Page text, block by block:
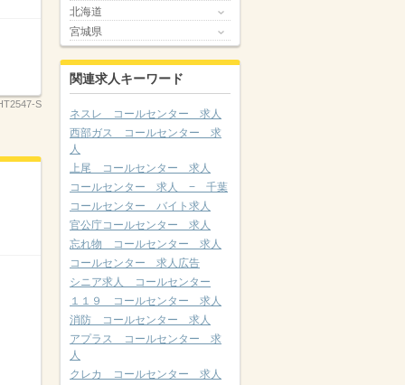
S
北海道
宮城県
関連求人キーワード
ネスレ コールセンター 求人
西部ガス コールセンター 求
人
上尾 コールセンター 求人
コールセンター 求人 − 千葉
コールセンター バイト求人
官公庁コールセンター 求人
忘れ物 コールセンター 求人
コールセンター 求人広告
シニア求人 コールセンター
１１９ コールセンター 求人
消防 コールセンター 求人
アプラス コールセンター 求
人
クレカ コールセンター 求人